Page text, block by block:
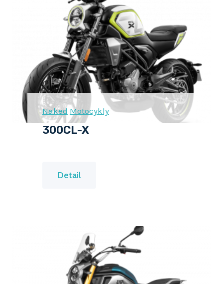
S
P
O
R
T
Naked Motocykly
300CL-X
Detail3
L
-
X